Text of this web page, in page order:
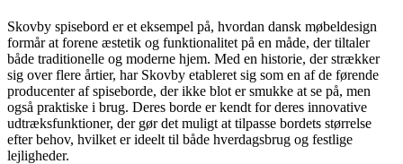
Skovby spisebord er et eksempel på, hvordan dansk møbeldesign
formår at forene æstetik og funktionalitet på en måde, der tiltaler
både traditionelle og moderne hjem. Med en historie, der strækker
sig over flere årtier, har Skovby etableret sig som en af de førende
producenter af spiseborde, der ikke blot er smukke at se på, men
også praktiske i brug. Deres borde er kendt for deres innovative
udtræksfunktioner, der gør det muligt at tilpasse bordets størrelse
efter behov, hvilket er ideelt til både hverdagsbrug og festlige
lejligheder.